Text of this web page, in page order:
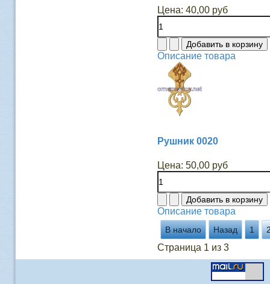
Цена: 40,00 руб
Описание товара
Рушник 0020
Цена: 50,00 руб
Описание товара
В начало Назад 1
Страница 1 из 3